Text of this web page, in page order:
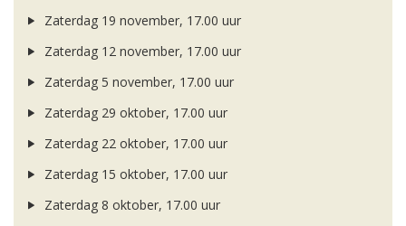
Zaterdag 19 november, 17.00 uur
Zaterdag 12 november, 17.00 uur
Zaterdag 5 november, 17.00 uur
Zaterdag 29 oktober, 17.00 uur
Zaterdag 22 oktober, 17.00 uur
Zaterdag 15 oktober, 17.00 uur
Zaterdag 8 oktober, 17.00 uur